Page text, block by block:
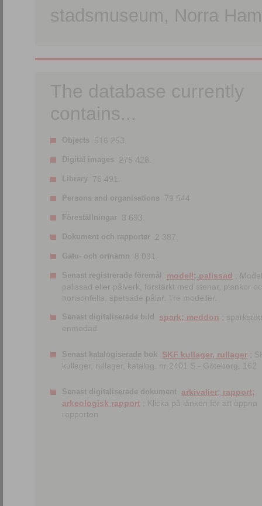
stadsmuseum, Norra
The database currently
contains...
Objects 516 253.
Digital images 275 428.
Library 76 491.
Persons and organisations 79 544.
Föreställningar 3 693.
Dokument och rapporter 2 387.
Gatu- och ortnamn 8 031.
Senast registrerade föremål modell; palissad
;
palissad eller pålverk, förstärkt med stenar, plankor
horisontella, spetsade pålar. Tre modeller.
Senast digitaliserade bild spark; meddon ;
enmedad
Senast katalogiserade bok SKF kullager, rullager ;
kullager, rullager, katalog. nr 2401 S.- Göteborg, 162
Senast digitaliserade dokument arkivalier; rapport;
arkeologisk rapport ; Klicka på länken för att öppna
rapporten